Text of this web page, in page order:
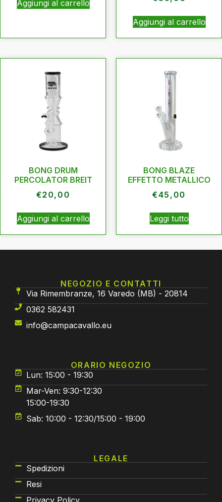
Aggiungi al carrello
Aggiungi al carrello
BONG DRUM
PERCOLATOR BREIT
€20,00
Aggiungi al carrello
BONG BLAZE
EFFETTO METALLICO
€45,00
Leggi tutto
NEGOZIO E CONTATTI
Via Rimembranze, 16 Varedo (MB) - 20814
0362 582431
info@campacavallo.eu
ORARIO NEGOZIO
Lun: 15:00 - 19:30
Mar-Ven: 9:30-12:30
15:00-19:30
Sab: 10:00 - 12:30/15:00 - 19:00
LEGALE
Spedizioni
Resi
Privacy Policy